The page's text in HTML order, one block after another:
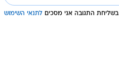
בשליחת התגובה אני מסכים לתנאי השימוש